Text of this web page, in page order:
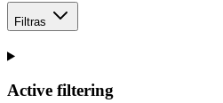
Filtras
Active filtering